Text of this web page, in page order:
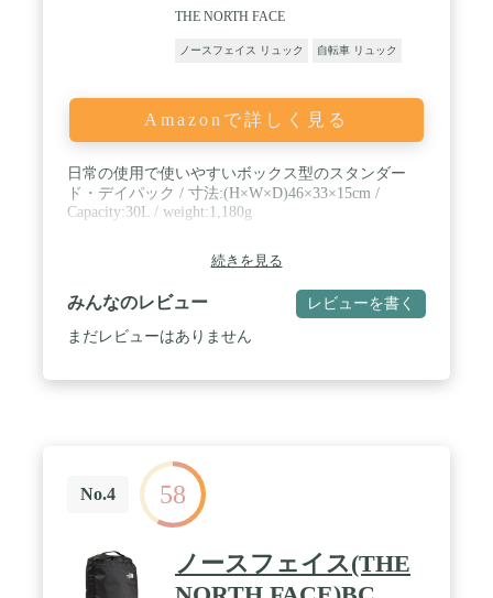
THE NORTH FACE
ノースフェイス リュック 自転車 リュック
Amazonで詳しく見る
日常の使用で使いやすいボックス型のスタンダー
ド・デイパック / 寸法:(H×W×D)46×33×15cm /
Capacity:30L / weight:1,180g
続きを見る
みんなのレビュー レビューを書く
まだレビューはありません
No.4 58
ノースフェイス(THE